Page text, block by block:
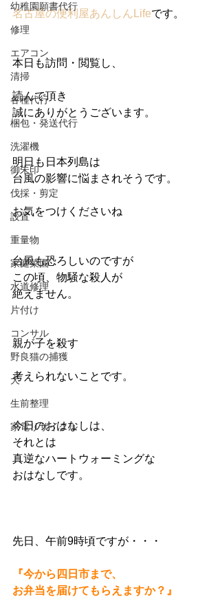
幼稚園願書代行
修理
エアコン
清掃
各種代行
梱包・発送代行
洗濯機
御朱印
伐採・剪定
設置
重量物
家庭菜園
水道修理
片付け
コンサル
野良猫の捕獲
犬
生前整理
家電リサイクル
名古屋の便利屋あんしんLifeです。
本日も訪問・閲覧し、
読んで頂き
誠にありがとうございます。
明日も日本列島は
台風の影響に悩まされそうです。
お気をつけくださいね
台風も恐ろしいのですが
この頃、物騒な殺人が
絶えません。
親が子を殺す
考えられないことです。
今日のおはなしは、
それとは
真逆なハートウォーミングな
おはなしです。
先日、午前9時頃ですが・・・
『今から四日市まで、
お弁当を届けてもらえますか？』